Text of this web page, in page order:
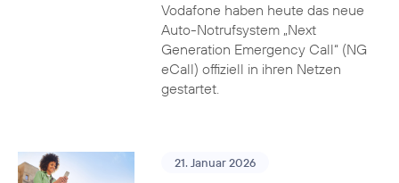
Vodafone haben heute das neue
Auto-Notrufsystem „Next
Generation Emergency Call“ (NG
eCall) offiziell in ihren Netzen
gestartet.
21. Januar 2026